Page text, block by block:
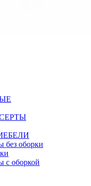
без оборки
с оборкой